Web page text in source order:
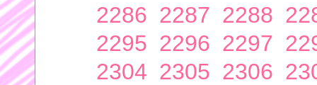
2286 2287 2288
2295 2296 2297
2304 2305 2306